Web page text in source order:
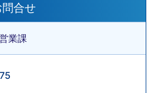
合せ
業課